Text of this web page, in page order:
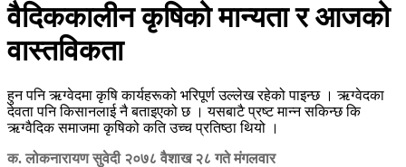
वैदिककालीन कृषिको मान्यता र आजको
वास्तविकता
हुन पनि ऋग्वेदमा कृषि कार्यहरूको भरिपूर्ण उल्लेख रहेको पाइन्छ । ऋग्वेदका
देवता पनि किसानलाई नै बताइएको छ । यसबाटै प्रष्ट मान्न सकिन्छ कि
ऋग्वैदिक समाजमा कृषिको कति उच्च प्रतिष्ठा थियो ।
क. लोकनारायण सुवेदी २०७८ वैशाख २८ गते मंगलवार